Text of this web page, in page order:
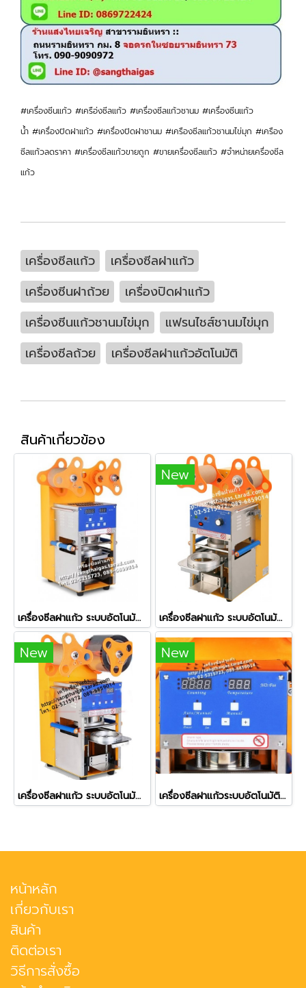
#เครื่องซีนแก้ว #เครือ่งซีลแก้ว #เครื่องซีลแก้วชานม #เครื่องซีนแก้ว
น้ำ #เครื่องปิดฝาแก้ว #เครื่องปิดฝาชานม #เครืองซีลแก้วชานมไข่มุก #เครือง
ซีลแก้วลดราคา #เครื่องซีลแก้วขายถูก #ขายเครื่องซีลแก้ว #จำหน่ายเครื่องซีล
แก้ว
เครื่องซีลแก้ว
เครื่องซีลฝาแก้ว
เครื่องซีนฝาถ้วย
เครื่องปิดฝาแก้ว
เครื่องซีนแก้วชานมไข่มุก
แฟรนไชส์ชานมไข่มุก
เครื่องซีลถ้วย
เครื่องซีลฝาแก้วอัตโนมัติ
สินค้าเกี่ยวข้อง
เครื่องซีลฝาแก้ว ระบบอัตโนมัติทั้งระบบ (Full Auto) รุ่น ZF-08
New
เครื่องซีลฝาแก้ว ระบบอัตโนมัติ รุ่น ZF-06 (ใช้กับปากแก้ว 7.5 ซม.)
New
เครื่องซีลฝาแก้ว ระบบอัตโนมัติ มีตัวนับแก้ว รุ่น ZF-07
New
เครื่องซีลฝาแก้วระบบอัตโนมัติ (Full Auto) เครื่องเลื่อนถาดเข้าออกให้ รุ่น ZF-08
หน้าหลัก
เกี่ยวกับเรา
สินค้า
ติดต่อเรา
วิธีการสั่งซื้อ